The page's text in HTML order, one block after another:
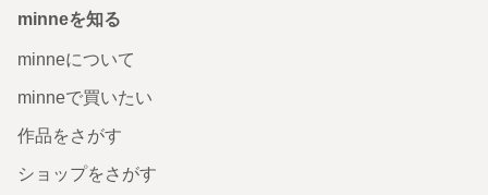
minneを知る
minneについて
minneで買いたい
作品をさがす
ショップをさがす